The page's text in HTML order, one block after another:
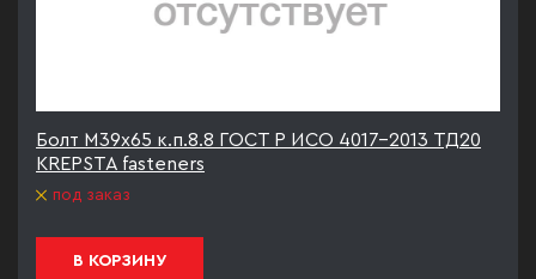
Болт М39х65 к.п.8.8 ГОСТ Р ИСО 4017-2013 ТД20
KREPSTA fasteners
под заказ
В КОРЗИНУ